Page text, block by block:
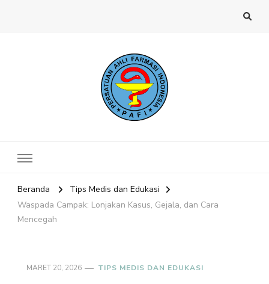
Beranda
Tips Medis dan Edukasi
Waspada Campak: Lonjakan Kasus, Gejala, dan Cara
Mencegah
MARET 20, 2026 TIPS MEDIS DAN EDUKASI